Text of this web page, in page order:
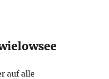
auf alle